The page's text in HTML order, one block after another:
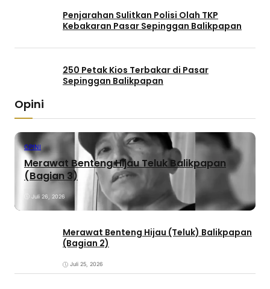
Penjarahan Sulitkan Polisi Olah TKP
Kebakaran Pasar Sepinggan Balikpapan
250 Petak Kios Terbakar di Pasar
Sepinggan Balikpapan
Opini
OPINI
Merawat Benteng Hijau Teluk Balikpapan
(Bagian 3)
Juli 26, 2026
Merawat Benteng Hijau (Teluk) Balikpapan
(Bagian 2)
Juli 25, 2026